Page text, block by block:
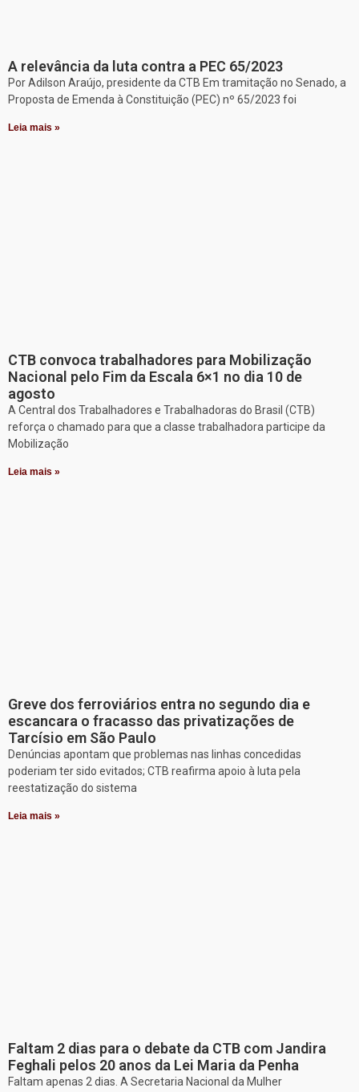
A relevância da luta contra a PEC 65/2023
Por Adilson Araújo, presidente da CTB Em tramitação no Senado, a
Proposta de Emenda à Constituição (PEC) nº 65/2023 foi
Leia mais »
CTB convoca trabalhadores para Mobilização
Nacional pelo Fim da Escala 6×1 no dia 10 de
agosto
A Central dos Trabalhadores e Trabalhadoras do Brasil (CTB)
reforça o chamado para que a classe trabalhadora participe da
Mobilização
Leia mais »
Greve dos ferroviários entra no segundo dia e
escancara o fracasso das privatizações de
Tarcísio em São Paulo
Denúncias apontam que problemas nas linhas concedidas
poderiam ter sido evitados; CTB reafirma apoio à luta pela
reestatização do sistema
Leia mais »
Faltam 2 dias para o debate da CTB com Jandira
Feghali pelos 20 anos da Lei Maria da Penha
Faltam apenas 2 dias. A Secretaria Nacional da Mulher